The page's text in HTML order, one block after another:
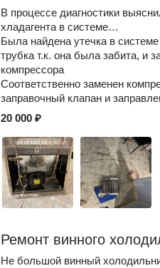
В процессе диагностики
хладагента в системе…
Была найдена утечка в
трубка т.к. она была забита, и
компрессора
Соответственно заменен
заправочный клапан и
20 000 ₽
Ремонт винного
Не большой винный